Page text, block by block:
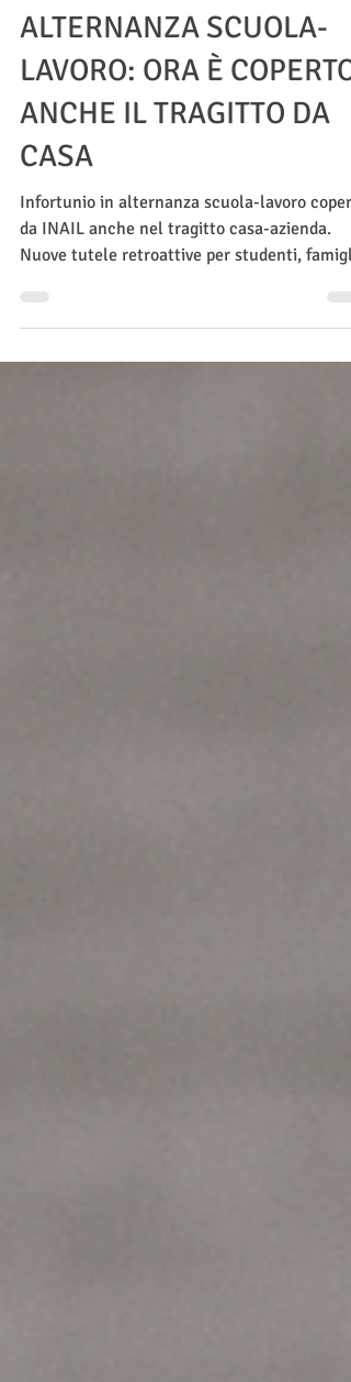
INFORTUNIO IN
ALTERNANZA SCUOLA-
LAVORO: ORA È COPERTO
ANCHE IL TRAGITTO DA
CASA
Infortunio in alternanza scuola-lavoro
Nuove tutele retroattive per studenti,
e scuole.